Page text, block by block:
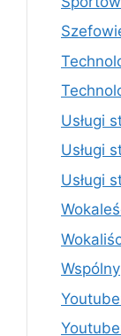
Usługi
Usługi
Usługi
Wspólny